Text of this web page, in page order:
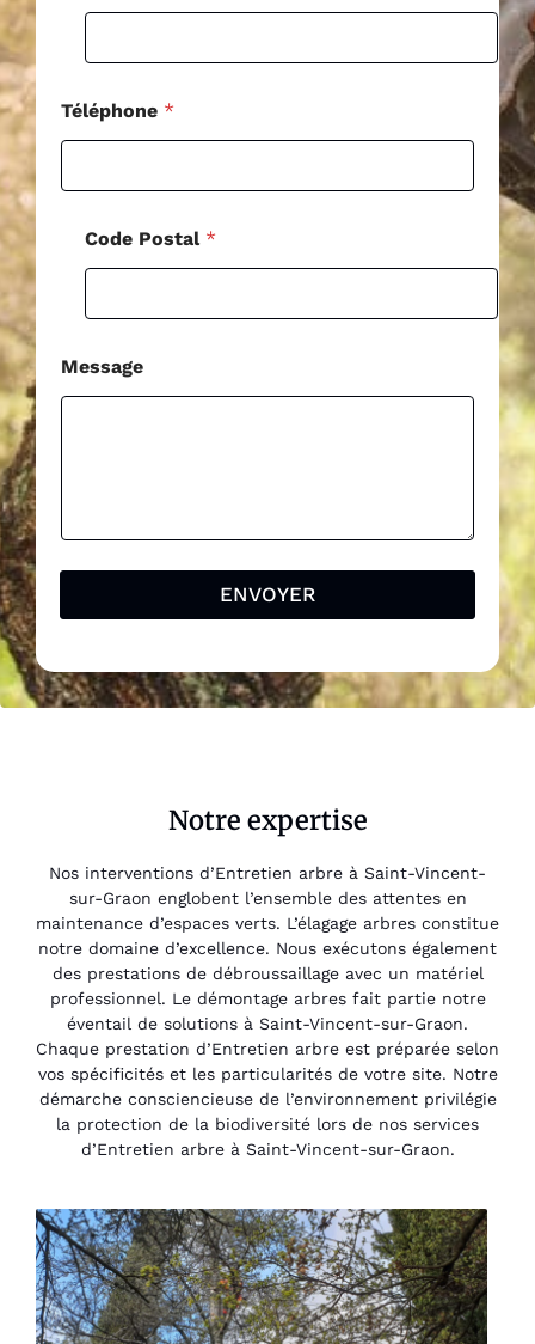
Téléphone *
Code Postal *
Message
ENVOYER
Notre expertise
Nos interventions d’Entretien arbre à Saint-Vincent-
sur-Graon englobent l’ensemble des attentes en
maintenance d’espaces verts. L’élagage arbres constitue
notre domaine d’excellence. Nous exécutons également
des prestations de débroussaillage avec un matériel
professionnel. Le démontage arbres fait partie notre
éventail de solutions à Saint-Vincent-sur-Graon.
Chaque prestation d’Entretien arbre est préparée selon
vos spécificités et les particularités de votre site. Notre
démarche consciencieuse de l’environnement privilégie
la protection de la biodiversité lors de nos services
d’Entretien arbre à Saint-Vincent-sur-Graon.